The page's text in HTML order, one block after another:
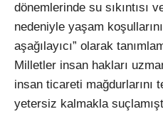
dönemlerinde su sıkıntısı
nedeniyle yaşam
aşağılayıcı” olarak
Milletler insan hakları
insan ticareti mağdurlarını
yetersiz kalmakla